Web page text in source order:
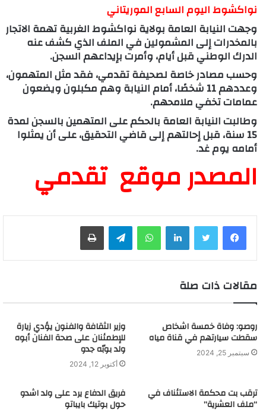
نواكشوط اليوم السابع الموريتاني
وجهت النيابة العامة بولاية نواكشوط الغربية تهمة الاتجار
بالمخدرات إلى المشمولين في الملف الذي كشف عنه
الدرك الوطني قبل أيام، وأمرت بإيداعهم السجن.
وحسب مصادر خاصة لصحيفة تقدمي، فقد مثل المتهمون،
وعددهم 11 شخصًا، أمام النيابة وهم مكبلون ويضعون
عمامات تخفي ملامحهم.
وطالبت النيابة العامة بالحكم على المتهمين بالسجن لمدة
15 سنة، قبل إحالتهم إلى قاضي التحقيق، على أن يمثلوا
أمامه يوم غد.
المصدر موقع تقدمي
لينكدإن واتساب
مقالات ذات صلة
روصو: وفاة خمسة اشخاص
سقطت سيارتهم في قناة مياه
سبتمبر 25, 2024
وزير الثقافة والفنون يؤدي زيارة
للإطمئنان على صحة الفنان أبوه
ولد بوبّه جدو
أكتوبر 12, 2024
ترقب بت محكمة الاستئناف في
“ملف العشرية”
فريق الدفاع يرد على ولد اشدو
حول بوتيك بايباتو